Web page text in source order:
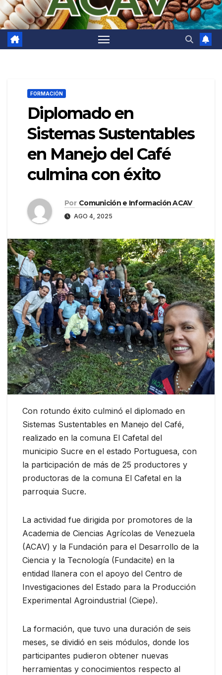
FORMACIÓN
Diplomado en
Sistemas Sustentables
en Manejo del Café
culmina con éxito
Por Comunición e Información ACAV
AGO 4, 2025
Con rotundo éxito culminó el diplomado en
Sistemas Sustentables en Manejo del Café,
realizado en la comuna El Cafetal del
municipio Sucre en el estado Portuguesa, con
la participación de más de 25 productores y
productoras de la comuna El Cafetal en la
parroquia Sucre.
La actividad fue dirigida por promotores de la
Academia de Ciencias Agrícolas de Venezuela
(ACAV) y la Fundación para el Desarrollo de la
Ciencia y la Tecnología (Fundacite) en la
entidad llanera con el apoyo del Centro de
Investigaciones del Estado para la Producción
Experimental Agroindustrial (Ciepe).
La formación, que tuvo una duración de seis
meses, se dividió en seis módulos, donde los
participantes pudieron obtener nuevas
herramientas y conocimientos respecto al